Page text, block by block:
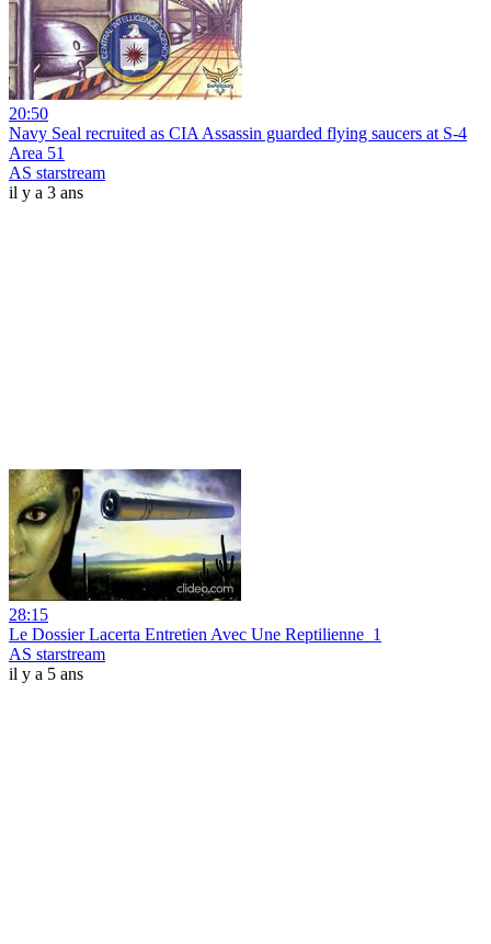
20:50
Navy Seal recruited as CIA Assassin guarded flying saucers at S-4
Area 51
AS starstream
il y a 3 ans
28:15
Le Dossier Lacerta Entretien Avec Une Reptilienne_1
AS starstream
il y a 5 ans